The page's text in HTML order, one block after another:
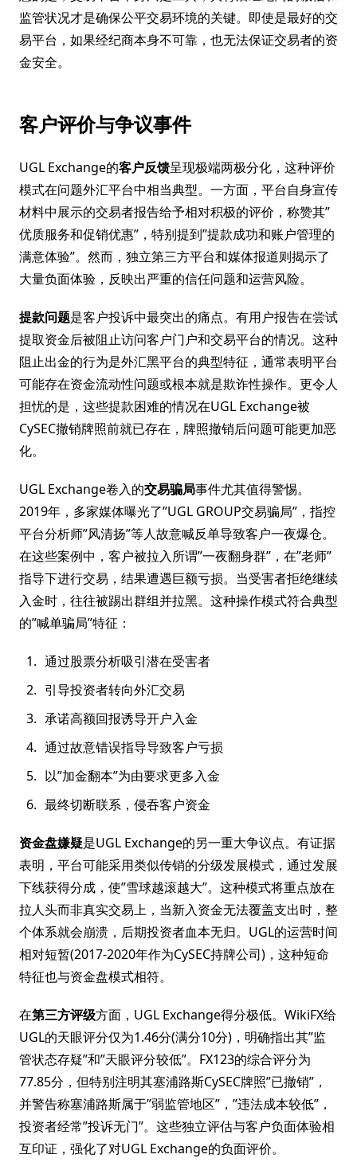
监管状况才是确保公平交易环境的关键。即使是最好的交
易平台，如果经纪商本身不可靠，也无法保证交易者的资
金安全。
客户评价与争议事件
UGL Exchange的客户反馈呈现极端两极分化，这种评价
模式在问题外汇平台中相当典型。一方面，平台自身宣传
材料中展示的交易者报告给予相对积极的评价，称赞其”
优质服务和促销优惠”，特别提到”提款成功和账户管理的
满意体验”。然而，独立第三方平台和媒体报道则揭示了
大量负面体验，反映出严重的信任问题和运营风险。
提款问题是客户投诉中最突出的痛点。有用户报告在尝试
提取资金后被阻止访问客户门户和交易平台的情况。这种
阻止出金的行为是外汇黑平台的典型特征，通常表明平台
可能存在资金流动性问题或根本就是欺诈性操作。更令人
担忧的是，这些提款困难的情况在UGL Exchange被
CySEC撤销牌照前就已存在，牌照撤销后问题可能更加恶
化。
UGL Exchange卷入的交易骗局事件尤其值得警惕。
2019年，多家媒体曝光了”UGL GROUP交易骗局”，指控
平台分析师”风清扬”等人故意喊反单导致客户一夜爆仓。
在这些案例中，客户被拉入所谓”一夜翻身群”，在”老师”
指导下进行交易，结果遭遇巨额亏损。当受害者拒绝继续
入金时，往往被踢出群组并拉黑。这种操作模式符合典型
的”喊单骗局”特征：
通过股票分析吸引潜在受害者
引导投资者转向外汇交易
承诺高额回报诱导开户入金
通过故意错误指导导致客户亏损
以”加金翻本”为由要求更多入金
最终切断联系，侵吞客户资金
资金盘嫌疑是UGL Exchange的另一重大争议点。有证据
表明，平台可能采用类似传销的分级发展模式，通过发展
下线获得分成，使”雪球越滚越大”。这种模式将重点放在
拉人头而非真实交易上，当新入资金无法覆盖支出时，整
个体系就会崩溃，后期投资者血本无归。UGL的运营时间
相对短暂(2017-2020年作为CySEC持牌公司)，这种短命
特征也与资金盘模式相符。
在第三方评级方面，UGL Exchange得分极低。WikiFX给
UGL的天眼评分仅为1.46分(满分10分)，明确指出其”监
管状态存疑”和”天眼评分较低”。FX123的综合评分为
77.85分，但特别注明其塞浦路斯CySEC牌照”已撤销”，
并警告称塞浦路斯属于”弱监管地区”，”违法成本较低”，
投资者经常”投诉无门”。这些独立评估与客户负面体验相
互印证，强化了对UGL Exchange的负面评价。